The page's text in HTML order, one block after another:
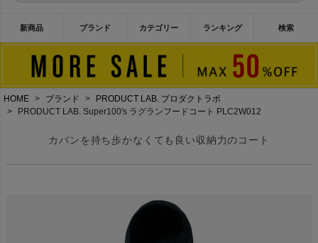
新商品 ブランド カテゴリー ランキング 検索
HOME ブランド
PRODUCT LAB. プロダクトラボ
PRODUCT LAB. Super100's ラグランフードコート PLC2W012
カバンを持ち歩かなくても良い収納力のコート